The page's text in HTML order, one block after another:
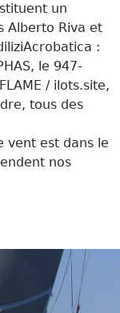
un
Alberto Riva et
:
le 947-
/ ilots.site,
tous des
vent est dans le
nos